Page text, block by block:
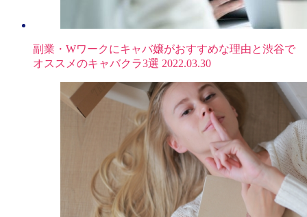
副業・Wワークにキャバ嬢がおすすめな理由と渋谷で
オススメのキャバクラ3選 2022.03.30